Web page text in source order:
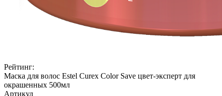
Рейтинг:
Маска для волос Estel Curex Color Save цвет-эксперт для
окрашенных 500мл
Артикул